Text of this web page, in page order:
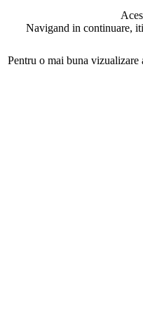
Navigand in continuare,
Pentru o mai buna vizualizare